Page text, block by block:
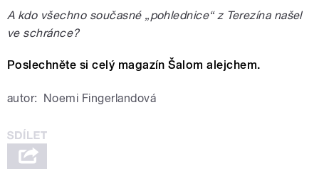
A kdo všechno současné „pohlednice“ z Terezína našel
ve schránce?
Poslechněte si celý magazín Šalom alejchem.
autor: Noemi Fingerlandová